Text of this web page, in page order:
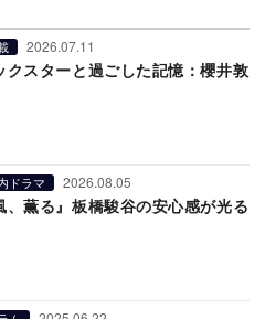
2026.07.11
クスターと過ごした記憶：櫻井敦
ドラマ 2026.08.05
、薫る』板橋駿谷の安心感が光る